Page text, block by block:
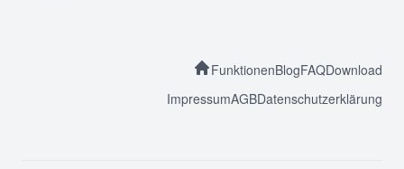
FunktionenBlogFAQDownload
ImpressumAGBDatenschutzerklärung